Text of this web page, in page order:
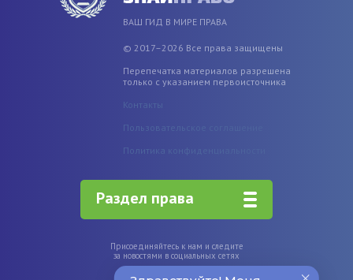
ВАШ ГИД В МИРЕ ПРАВА
© 2017–2026 Все права защищены
Перепечатка материалов разрешена
только с указанием первоисточника
Контакты
Пользовательское соглашение
Политика конфиденциальности
Раздел права
Присоединяйтесь к нам и следите
за новостями в социальных сетях